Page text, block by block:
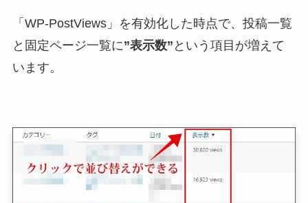
「WP-PostViews」を有効化した時点で、投稿一覧
と固定ページ一覧に”表示数” という項目が増えて
います。